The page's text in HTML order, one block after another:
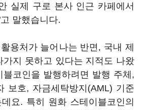
실제 구로 본사 인근 카페에서
말했습니다.
용처가 늘어나는 반면, 국내 제
가지 못하고 있다는 지적도 나왔
블코인을 발행하려면 발행 주체,
보호, 자금세탁방지(AML) 기준
요. 특히 원화 스테이블코인의